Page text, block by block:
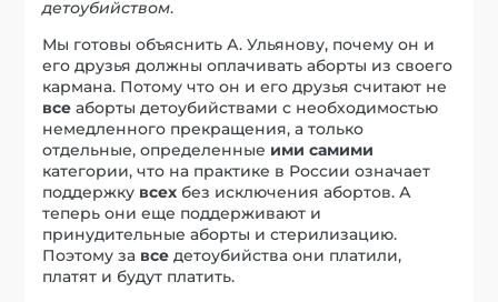
детоубийством.
Мы готовы объяснить А. Ульянову, почему он и
его друзья должны оплачивать аборты из своего
кармана. Потому что он и его друзья считают не
все аборты детоубийствами с необходимостью
немедленного прекращения, а только
отдельные, определенные ими самими
категории, что на практике в России означает
поддержку всех без исключения абортов. А
теперь они еще поддерживают и
принудительные аборты и стерилизацию.
Поэтому за все детоубийства они платили,
платят и будут платить.